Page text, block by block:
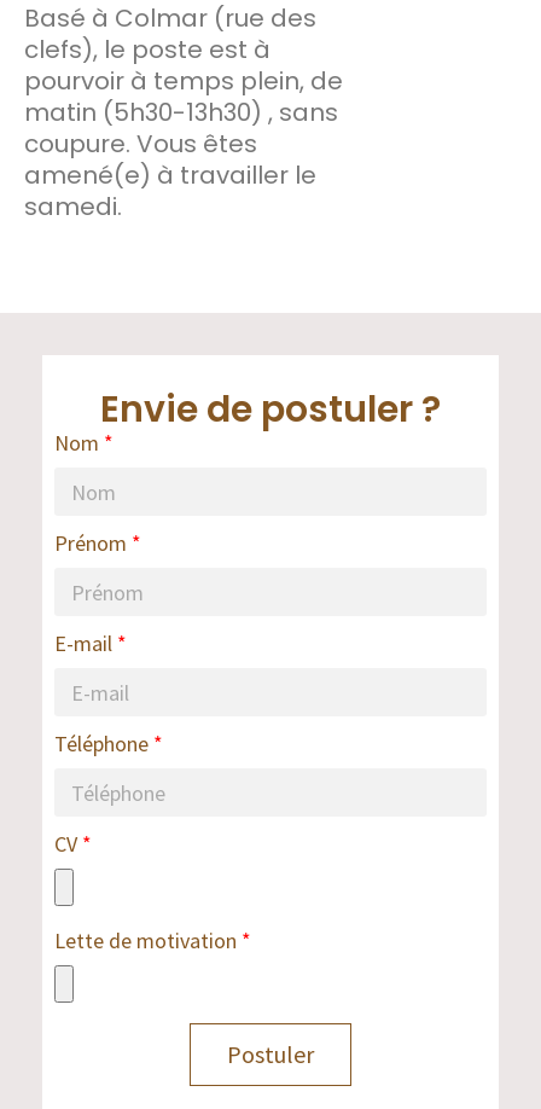
Basé à Colmar (rue des
clefs), le poste est à
pourvoir à temps plein, de
matin (5h30-13h30) , sans
coupure. Vous êtes
amené(e) à travailler le
samedi.
Envie de postuler ?
Nom
Prénom
E-mail
Téléphone
CV
Lette de motivation
Postuler